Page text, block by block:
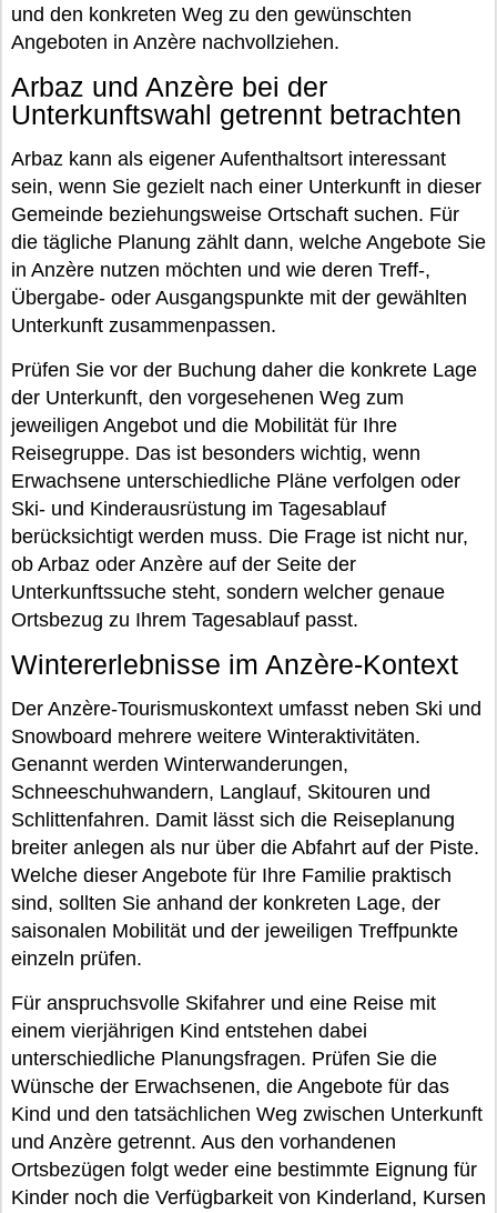
und den konkreten Weg zu den gewünschten
Angeboten in Anzère nachvollziehen.
Arbaz und Anzère bei der
Unterkunftswahl getrennt betrachten
Arbaz kann als eigener Aufenthaltsort interessant
sein, wenn Sie gezielt nach einer Unterkunft in dieser
Gemeinde beziehungsweise Ortschaft suchen. Für
die tägliche Planung zählt dann, welche Angebote Sie
in Anzère nutzen möchten und wie deren Treff-,
Übergabe- oder Ausgangspunkte mit der gewählten
Unterkunft zusammenpassen.
Prüfen Sie vor der Buchung daher die konkrete Lage
der Unterkunft, den vorgesehenen Weg zum
jeweiligen Angebot und die Mobilität für Ihre
Reisegruppe. Das ist besonders wichtig, wenn
Erwachsene unterschiedliche Pläne verfolgen oder
Ski- und Kinderausrüstung im Tagesablauf
berücksichtigt werden muss. Die Frage ist nicht nur,
ob Arbaz oder Anzère auf der Seite der
Unterkunftssuche steht, sondern welcher genaue
Ortsbezug zu Ihrem Tagesablauf passt.
Wintererlebnisse im Anzère-Kontext
Der Anzère-Tourismuskontext umfasst neben Ski und
Snowboard mehrere weitere Winteraktivitäten.
Genannt werden Winterwanderungen,
Schneeschuhwandern, Langlauf, Skitouren und
Schlittenfahren. Damit lässt sich die Reiseplanung
breiter anlegen als nur über die Abfahrt auf der Piste.
Welche dieser Angebote für Ihre Familie praktisch
sind, sollten Sie anhand der konkreten Lage, der
saisonalen Mobilität und der jeweiligen Treffpunkte
einzeln prüfen.
Für anspruchsvolle Skifahrer und eine Reise mit
einem vierjährigen Kind entstehen dabei
unterschiedliche Planungsfragen. Prüfen Sie die
Wünsche der Erwachsenen, die Angebote für das
Kind und den tatsächlichen Weg zwischen Unterkunft
und Anzère getrennt. Aus den vorhandenen
Ortsbezügen folgt weder eine bestimmte Eignung für
Kinder noch die Verfügbarkeit von Kinderland, Kursen